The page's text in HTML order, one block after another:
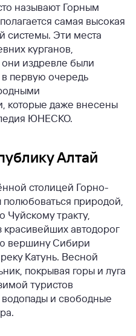
называют Горным
самая высокая
системы. Эти места
курганов,
издревле были
первую очередь
которые даже внесены
ЮНЕСКО.
Алтай
столицей Горно-
природой,
Чуйскому тракту,
автодорог
вершину Сибири
Катунь. Весной
покрывая горы и луга
туристов
и свободные